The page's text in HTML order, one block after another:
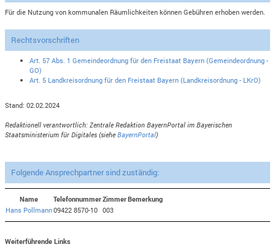
Für die Nutzung von kommunalen Räumlichkeiten können Gebühren erhoben werden.
Rechtsvorschriften
Art. 57 Abs. 1 Gemeindeordnung für den Freistaat Bayern (Gemeindeordnung -
GO)
Art. 5 Landkreisordnung für den Freistaat Bayern (Landkreisordnung - LKrO)
Stand: 02.02.2024
Redaktionell verantwortlich: Zentrale Redaktion BayernPortal im Bayerischen
Staatsministerium für Digitales (sieheBayernPortal)
Folgende Ansprechpartner sind zuständig:
Name TelefonnummerZimmerBemerkung
Hans Pollmann09422 8570-10 003
Weiterführende Links